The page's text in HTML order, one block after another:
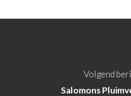
Volgend
Salomons